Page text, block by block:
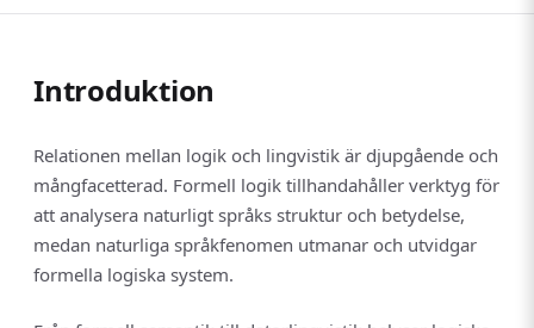
Introduktion
Relationen mellan logik och lingvistik är djupgående och
mångfacetterad. Formell logik tillhandahåller verktyg för
att analysera naturligt språks struktur och betydelse,
medan naturliga språkfenomen utmanar och utvidgar
formella logiska system.